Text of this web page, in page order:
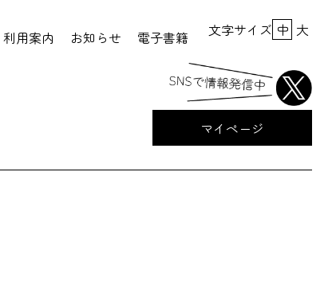
利用案内 お知らせ 電子書籍 文字サイズ 中 大
マイページ